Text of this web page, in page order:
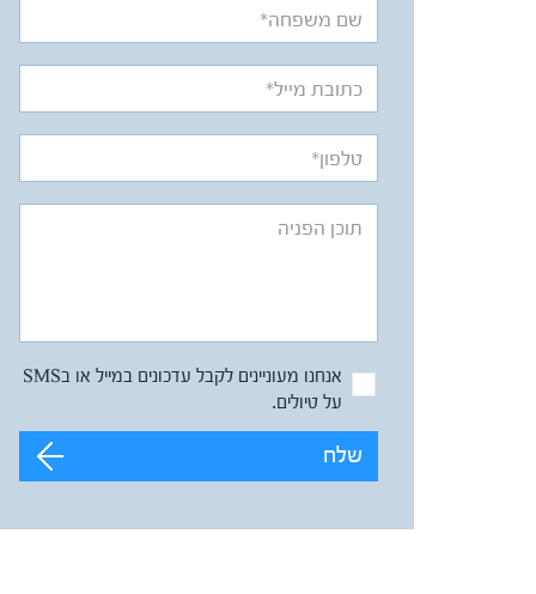
אנחנו מעוניינים לקבל עדכונים במייל או בSMS
על טיולים.
שלח